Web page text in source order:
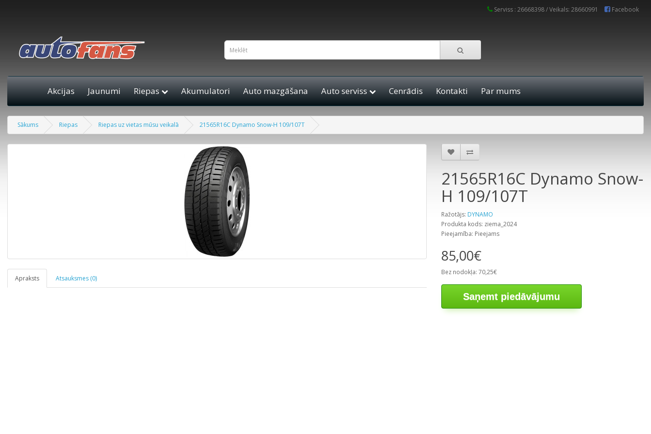
Serviss : 26668398 / Veikals: 28660991 Facebook
Akcijas Jaunumi Riepas Akumulatori Auto mazgāšana Auto serviss Cenrādis Kontakti Par mums
Sākums Riepas Riepas uz vietas mūsu veikalā 21565R16C Dynamo Snow-H 109/107T
Apraksts Atsauksmes (0)
21565R16C Dynamo Snow-
H 109/107T
Ražotājs: DYNAMO
Produkta kods: ziema_2024
Pieejamība: Pieejams
85,00€
Bez nodokļa: 70,25€
Saņemt piedāvājumu